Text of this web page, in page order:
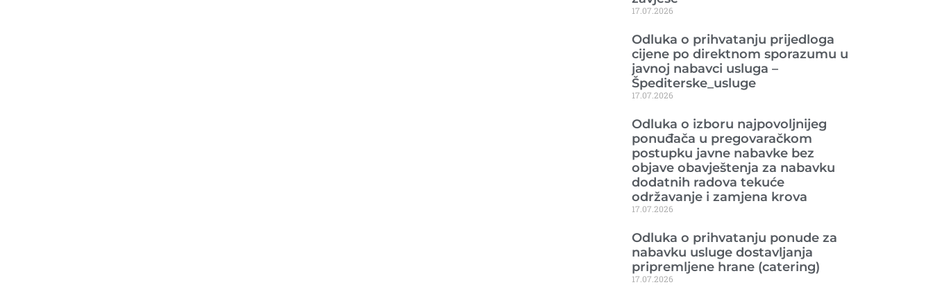
17.07.2026
Odluka o prihvatanju prijedloga
cijene po direktnom sporazumu u
javnoj nabavci usluga –
Špediterske_usluge
17.07.2026
Odluka o izboru najpovoljnijeg
ponuđača u pregovaračkom
postupku javne nabavke bez
objave obavještenja za nabavku
dodatnih radova tekuće
održavanje i zamjena krova
17.07.2026
Odluka o prihvatanju ponude za
nabavku usluge dostavljanja
pripremljene hrane (catering)
17.07.2026